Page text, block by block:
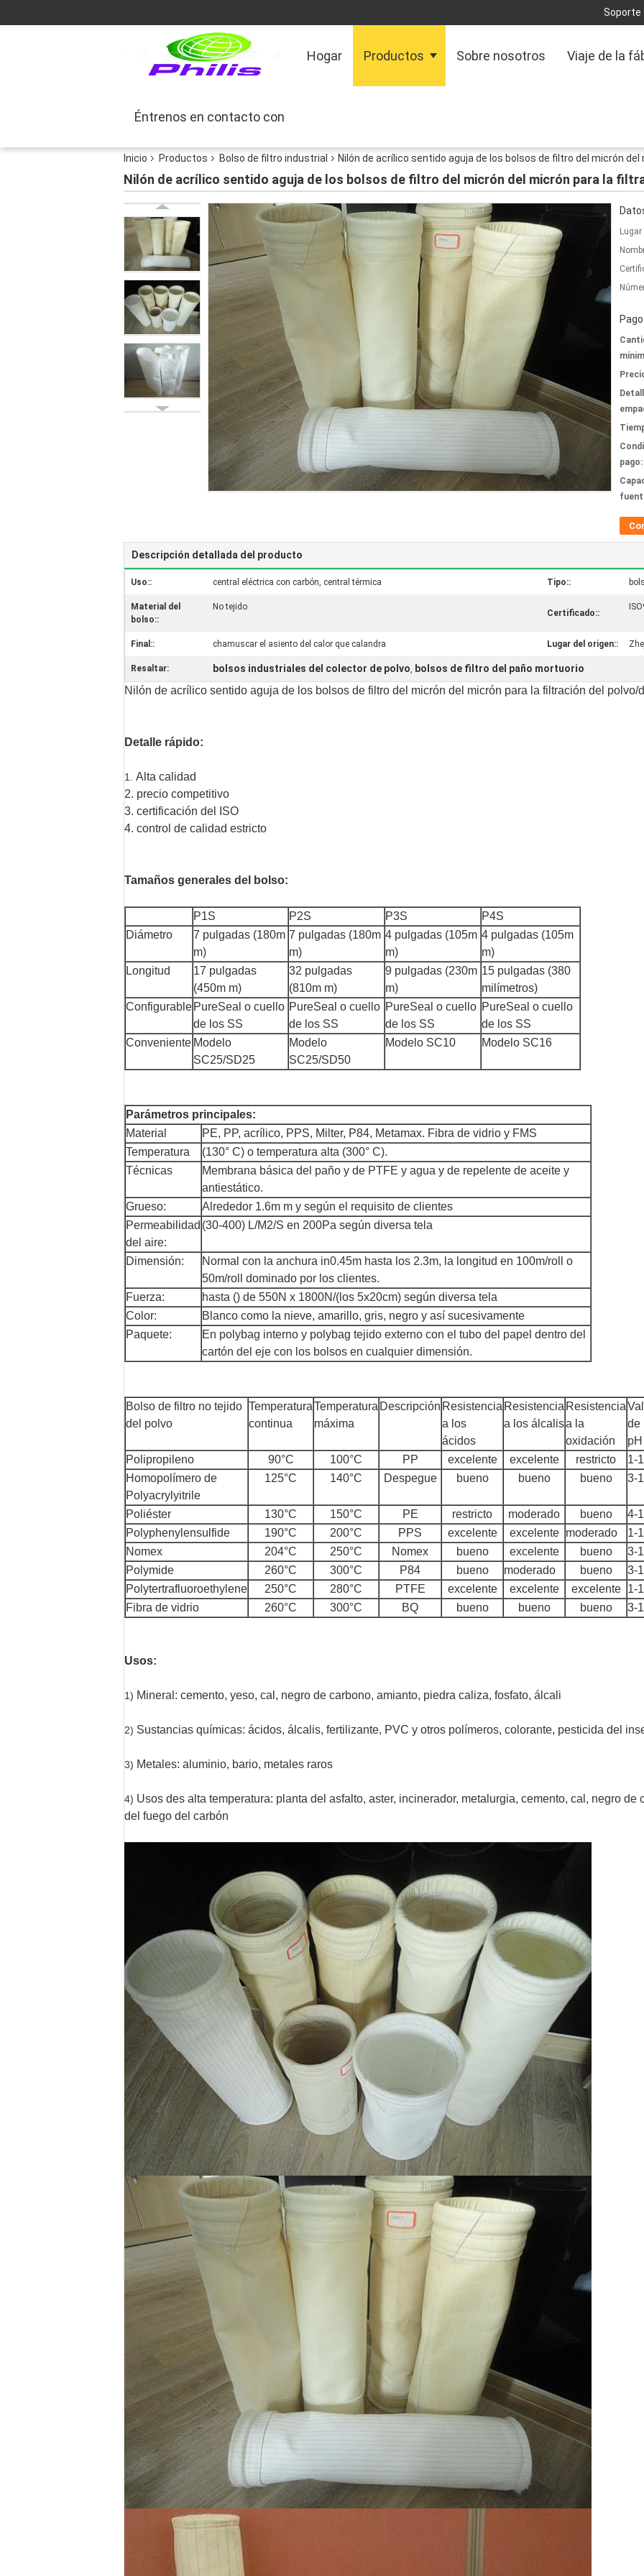
Soporte
Hogar Productos Sobre nosotros Viaje de la
Éntrenos en contacto con
Inicio Productos Bolso de filtro industrial Nilón de acrílico sentido aguja de los bolsos de filtro del micrón
Nilón de acrílico sentido aguja de los bolsos de filtro del micrón del micrón para la
pago:
Descripción detallada del producto
Uso:: central eléctrica con carbón, central térmica Tipo::
Material del
bolso::
No tejido
Certificado::
Final:: chamuscar el asiento del calor que calandra Lugar del origen::
Resaltar: bolsos industriales del colector de polvo, bolsos de filtro del paño mortuorio
Nilón de acrílico sentido aguja de los bolsos de filtro del micrón del micrón para la filtración del polvo/
Detalle rápido:
1. Alta calidad
2. precio competitivo
3. certificación del ISO
4. control de calidad estricto
Tamaños generales del bolso:
P1S P2S P3S
P4S
Diámetro
7 pulgadas (180m
m)
7 pulgadas (180m
m)
4 pulgadas (105m
m)
4 pulgadas (105m
m)
Longitud
17 pulgadas
(450m m)
32 pulgadas
(810m m)
9 pulgadas (230m
m)
15 pulgadas (380
milímetros)
Configurable PureSeal o cuello
de los SS
PureSeal o cuello
de los SS
PureSeal o cuello
de los SS
PureSeal o cuello
de los SS
Conveniente Modelo
SC25/SD25
Modelo
SC25/SD50
Modelo SC10 Modelo SC16
Parámetros principales:
Material
PE, PP, acrílico, PPS, Milter, P84, Metamax. Fibra de vidrio y FMS
Temperatura
(130° C) o temperatura alta (300° C).
Técnicas
Membrana básica del paño y de PTFE y agua y de repelente de aceite y
antiestático.
Grueso:
Alrededor 1.6m m y según el requisito de clientes
Permeabilidad
del aire:
(30-400) L/M2/S en 200Pa según diversa tela
Dimensión:
Normal con la anchura in0.45m hasta los 2.3m, la longitud en 100m/roll o
50m/roll dominado por los clientes.
Fuerza:
hasta () de 550N x 1800N/(los 5x20cm) según diversa tela
Color:
Blanco como la nieve, amarillo, gris, negro y así sucesivamente
Paquete:
En polybag interno y polybag tejido externo con el tubo del papel dentro del
cartón del eje con los bolsos en cualquier dimensión.
Bolso de filtro no tejido
del polvo
Temperatura
continua
Temperatura
máxima
Descripción Resistencia
a los
ácidos
Resistencia
a los álcalis
Resistencia
a la
oxidación
de
pH
Polipropileno
90°C 100°C PP excelente excelente restricto
1-
Homopolímero de
Polyacrylyitrile
125°C 140°C Despegue bueno bueno bueno 3-
Poliéster 130°C 150°C PE restricto moderado bueno
4-
Polyphenylensulfide
190°C 200°C PPS excelente excelente moderado
1-
Nomex
204°C 250°C Nomex bueno excelente bueno
3-
Polymide
260°C 300°C P84 bueno moderado bueno
3-
Polytertrafluoroethylene
250°C 280°C PTFE excelente excelente excelente
1-
Fibra de vidrio
260°C 300°C BQ bueno bueno bueno 3-
Usos:
1) Mineral: cemento, yeso, cal, negro de carbono, amianto, piedra caliza, fosfato, álcali
2) Sustancias químicas: ácidos, álcalis, fertilizante, PVC y otros polímeros, colorante, pesticida del
3) Metales: aluminio, bario, metales raros
4) Usos des alta temperatura: planta del asfalto, aster, incinerador, metalurgia, cemento, cal,
del fuego del carbón